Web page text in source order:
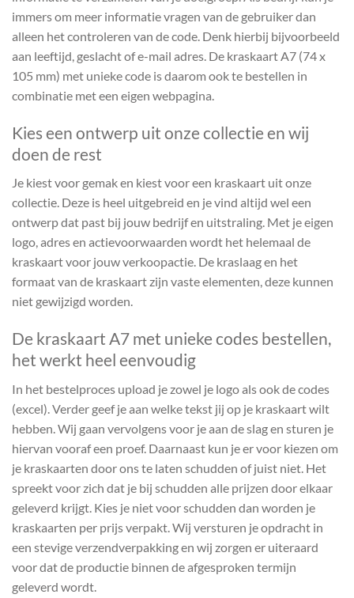
immers om meer informatie vragen van de gebruiker dan
alleen het controleren van de code. Denk hierbij bijvoorbeeld
aan leeftijd, geslacht of e-mail adres. De kraskaart A7 (74 x
105 mm) met unieke code is daarom ook te bestellen in
combinatie met een eigen webpagina.
Kies een ontwerp uit onze collectie en wij
doen de rest
Je kiest voor gemak en kiest voor een kraskaart uit onze
collectie. Deze is heel uitgebreid en je vind altijd wel een
ontwerp dat past bij jouw bedrijf en uitstraling. Met je eigen
logo, adres en actievoorwaarden wordt het helemaal de
kraskaart voor jouw verkoopactie. De kraslaag en het
formaat van de kraskaart zijn vaste elementen, deze kunnen
niet gewijzigd worden.
De kraskaart A7 met unieke codes bestellen,
het werkt heel eenvoudig
In het bestelproces upload je zowel je logo als ook de codes
(excel). Verder geef je aan welke tekst jij op je kraskaart wilt
hebben. Wij gaan vervolgens voor je aan de slag en sturen je
hiervan vooraf een proef. Daarnaast kun je er voor kiezen om
je kraskaarten door ons te laten schudden of juist niet. Het
spreekt voor zich dat je bij schudden alle prijzen door elkaar
geleverd krijgt. Kies je niet voor schudden dan worden je
kraskaarten per prijs verpakt. Wij versturen je opdracht in
een stevige verzendverpakking en wij zorgen er uiteraard
voor dat de productie binnen de afgesproken termijn
geleverd wordt.